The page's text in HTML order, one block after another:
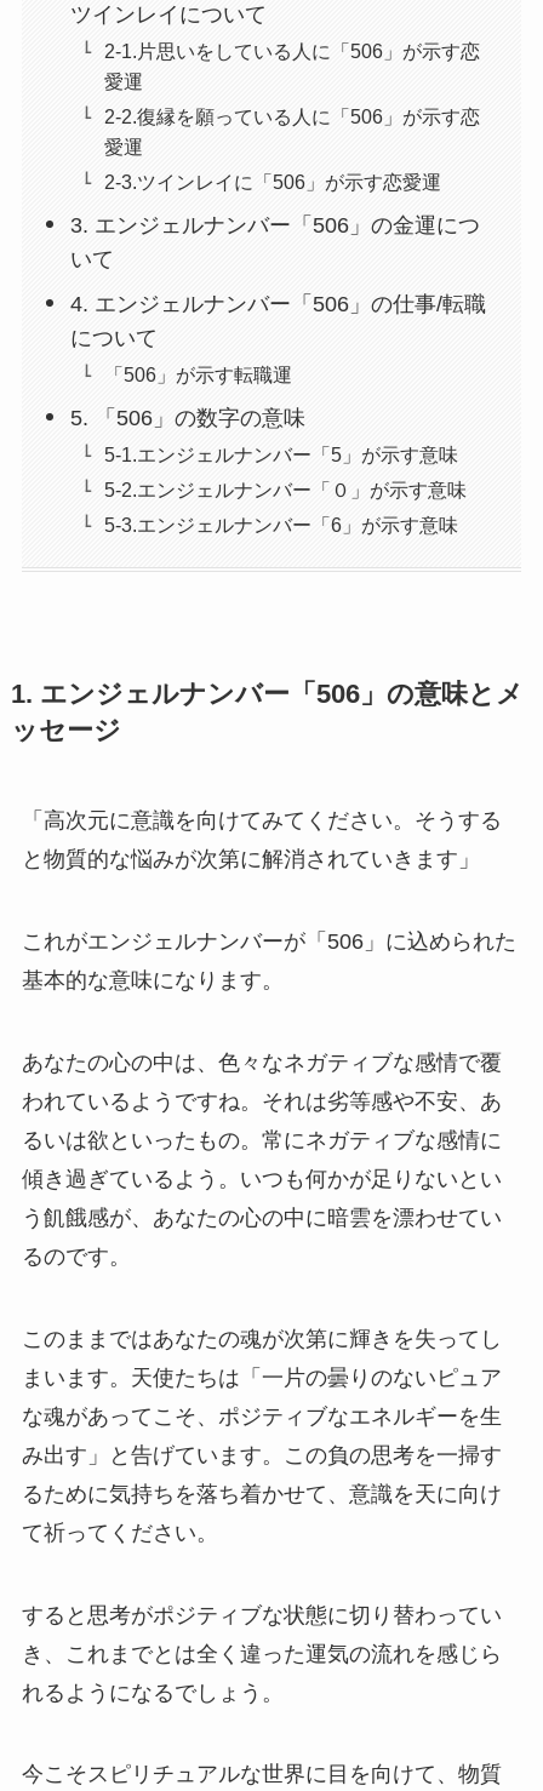
ツインレイについて
2-1.片思いをしている人に「506」が示す恋
愛運
2-2.復縁を願っている人に「506」が示す恋
愛運
2-3.ツインレイに「506」が示す恋愛運
3. エンジェルナンバー「506」の金運につ
いて
4. エンジェルナンバー「506」の仕事/転職
について
「506」が示す転職運
5. 「506」の数字の意味
5-1.エンジェルナンバー「5」が示す意味
5-2.エンジェルナンバー「０」が示す意味
5-3.エンジェルナンバー「6」が示す意味
1. エンジェルナンバー「506」の意味とメ
ッセージ
「高次元に意識を向けてみてください。そうする
と物質的な悩みが次第に解消されていきます」
これがエンジェルナンバーが「506」に込められた
基本的な意味になります。
あなたの心の中は、色々なネガティブな感情で覆
われているようですね。それは劣等感や不安、あ
るいは欲といったもの。常にネガティブな感情に
傾き過ぎているよう。いつも何かが足りないとい
う飢餓感が、あなたの心の中に暗雲を漂わせてい
るのです。
このままではあなたの魂が次第に輝きを失ってし
まいます。天使たちは「一片の曇りのないピュア
な魂があってこそ、ポジティブなエネルギーを生
み出す」と告げています。この負の思考を一掃す
るために気持ちを落ち着かせて、意識を天に向け
て祈ってください。
すると思考がポジティブな状態に切り替わってい
き、これまでとは全く違った運気の流れを感じら
れるようになるでしょう。
今こそスピリチュアルな世界に目を向けて、物質